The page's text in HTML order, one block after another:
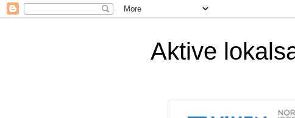
Aktive